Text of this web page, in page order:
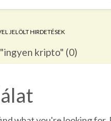
JELÖLT HIRDETÉSEK
kripto" (0)